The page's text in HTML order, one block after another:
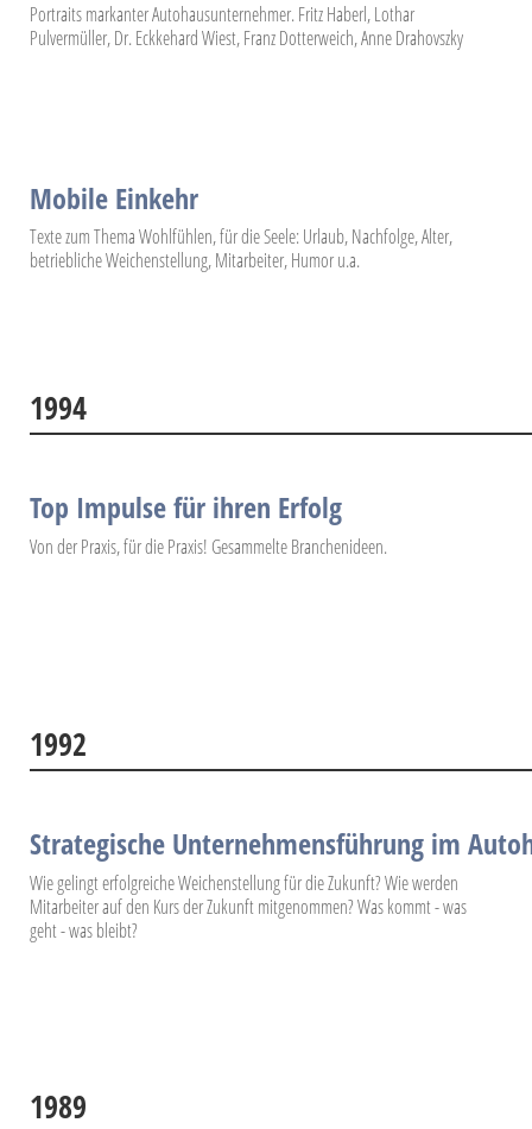
Portraits markanter Autohausunternehmer. Fritz Haberl, Lothar
Pulvermüller, Dr. Eckkehard Wiest, Franz Dotterweich, Anne Drahovszky
Mobile Einkehr
Texte zum Thema Wohlfühlen, für die Seele: Urlaub, Nachfolge, Alter,
betriebliche Weichenstellung, Mitarbeiter, Humor u.a.
1994
Top Impulse für ihren Erfolg
Von der Praxis, für die Praxis! Gesammelte Branchenideen.
1992
Strategische Unternehmensführung im
Wie gelingt erfolgreiche Weichenstellung für die Zukunft? Wie werden
Mitarbeiter auf den Kurs der Zukunft mitgenommen? Was kommt - was
geht - was bleibt?
1989